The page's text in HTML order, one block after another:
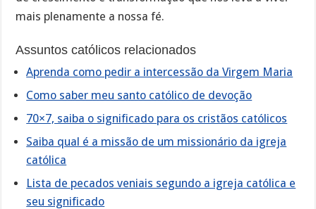
mais plenamente a nossa fé.
Assuntos católicos relacionados
Aprenda como pedir a intercessão da Virgem Maria
Como saber meu santo católico de devoção
70×7, saiba o significado para os cristãos católicos
Saiba qual é a missão de um missionário da igreja
católica
Lista de pecados veniais segundo a igreja católica e
seu significado